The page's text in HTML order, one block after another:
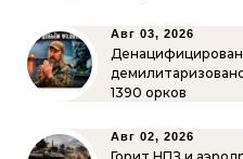
Авг 03, 2026
1390 орков
Авг 02, 2026